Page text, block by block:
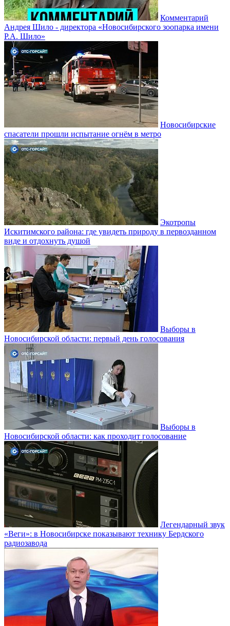
Комментарий
Андрея Шило - директора «Новосибирского зоопарка имени
Р.А. Шило»
Новосибирские
спасатели прошли испытание огнём в метро
Экотропы
Искитимского района: где увидеть природу в первозданном
виде и отдохнуть душой
Выборы в
Новосибирской области: первый день голосования
Выборы в
Новосибирской области: как проходит голосование
Легендарный звук
«Веги»: в Новосибирске показывают технику Бердского
радиозавода